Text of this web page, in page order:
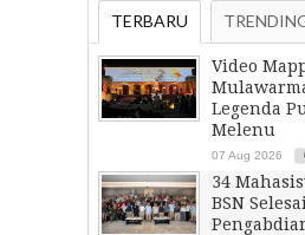
TERBARU
Video
Legenda
Melenu
07 Aug 2026
34
BSN